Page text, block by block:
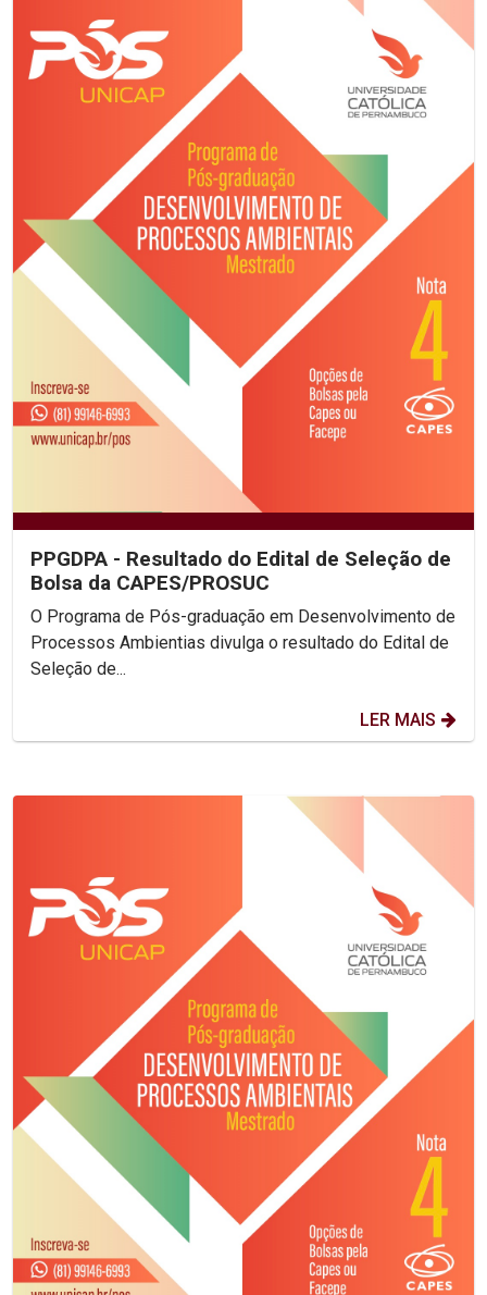
PPGDPA - Resultado do Edital de Seleção de
Bolsa da CAPES/PROSUC
O Programa de Pós-graduação em Desenvolvimento de
Processos Ambientias divulga o resultado do Edital de
Seleção de...
LER MAIS